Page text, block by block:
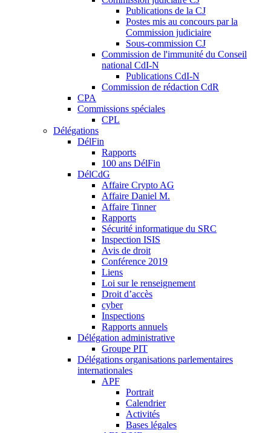
Publications de la CJ
Postes mis au concours par la
Commission judiciaire
Sous-commission CJ
Commission de l'immunité du Conseil
national CdI-N
Publications CdI-N
Commission de rédaction CdR
CPA
Commissions spéciales
CPL
Délégations
DélFin
Rapports
100 ans DélFin
DélCdG
Affaire Crypto AG
Affaire Daniel M.
Affaire Tinner
Rapports
Sécurité informatique du SRC
Inspection ISIS
Avis de droit
Conférence 2019
Liens
Loi sur le renseignement
Droit d’accès
cyber
Inspections
Rapports annuels
Délégation administrative
Groupe PIT
Délégations organisations parlementaires
internationales
APF
Portrait
Calendrier
Activités
Bases légales